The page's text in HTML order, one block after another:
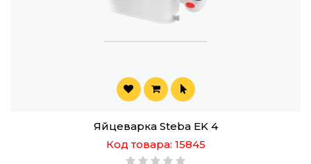
Яйцеварка Steba EK 4
Код товара: 15845